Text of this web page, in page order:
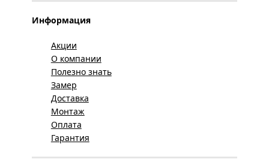
Информация
Акции
О компании
Полезно знать
Замер
Доставка
Монтаж
Оплата
Гарантия